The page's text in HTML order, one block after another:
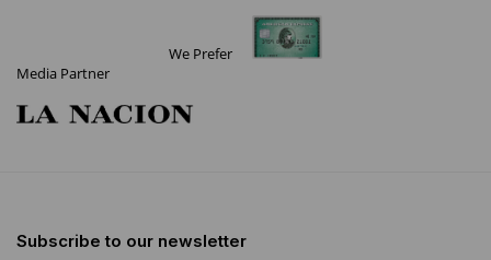
We Prefer
Media Partner
Subscribe to our newsletter